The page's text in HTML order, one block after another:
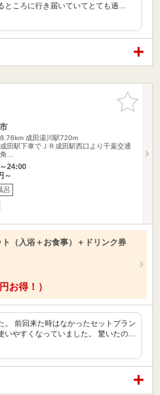
ところに行き届いていてとても過…
お気に入
りに追加
成田湯川駅720m
成田駅下車でＪＲ成田駅西口より千葉交通
…
24:00
～
呂
（入浴＋お食事）＋ドリンク券
お得！）
。 前回来た時はなかったセットプラン
いやすくなっていました。 驚いたの…